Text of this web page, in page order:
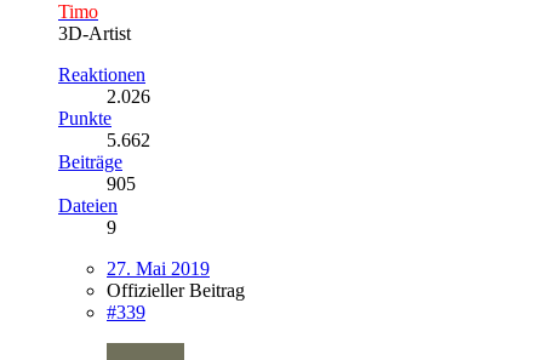
Timo
3D-Artist
Reaktionen
2.026
Punkte
5.662
Beiträge
905
Dateien
9
27. Mai 2019
Offizieller Beitrag
#339